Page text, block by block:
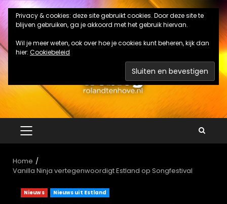
Ga
naar
de
inhoud
PRIMAIR
MENU
Home
Vanilla Ninja vertegenwoordigt Estland op Songfestival
Nieuws Nieuws uit Estland
Privacy & cookies: deze site gebruikt cookies. Door deze site te
blijven gebruiken, ga je akkoord met het gebruik hiervan.
Wil je meer weten, ook over hoe je cookies kunt beheren, kijk dan
hier: Cookiebeleid